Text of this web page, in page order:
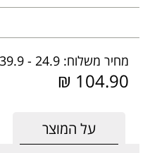
מחיר משלוח: 24.9 - 39.9 ₪
104.90 ₪
על המוצר